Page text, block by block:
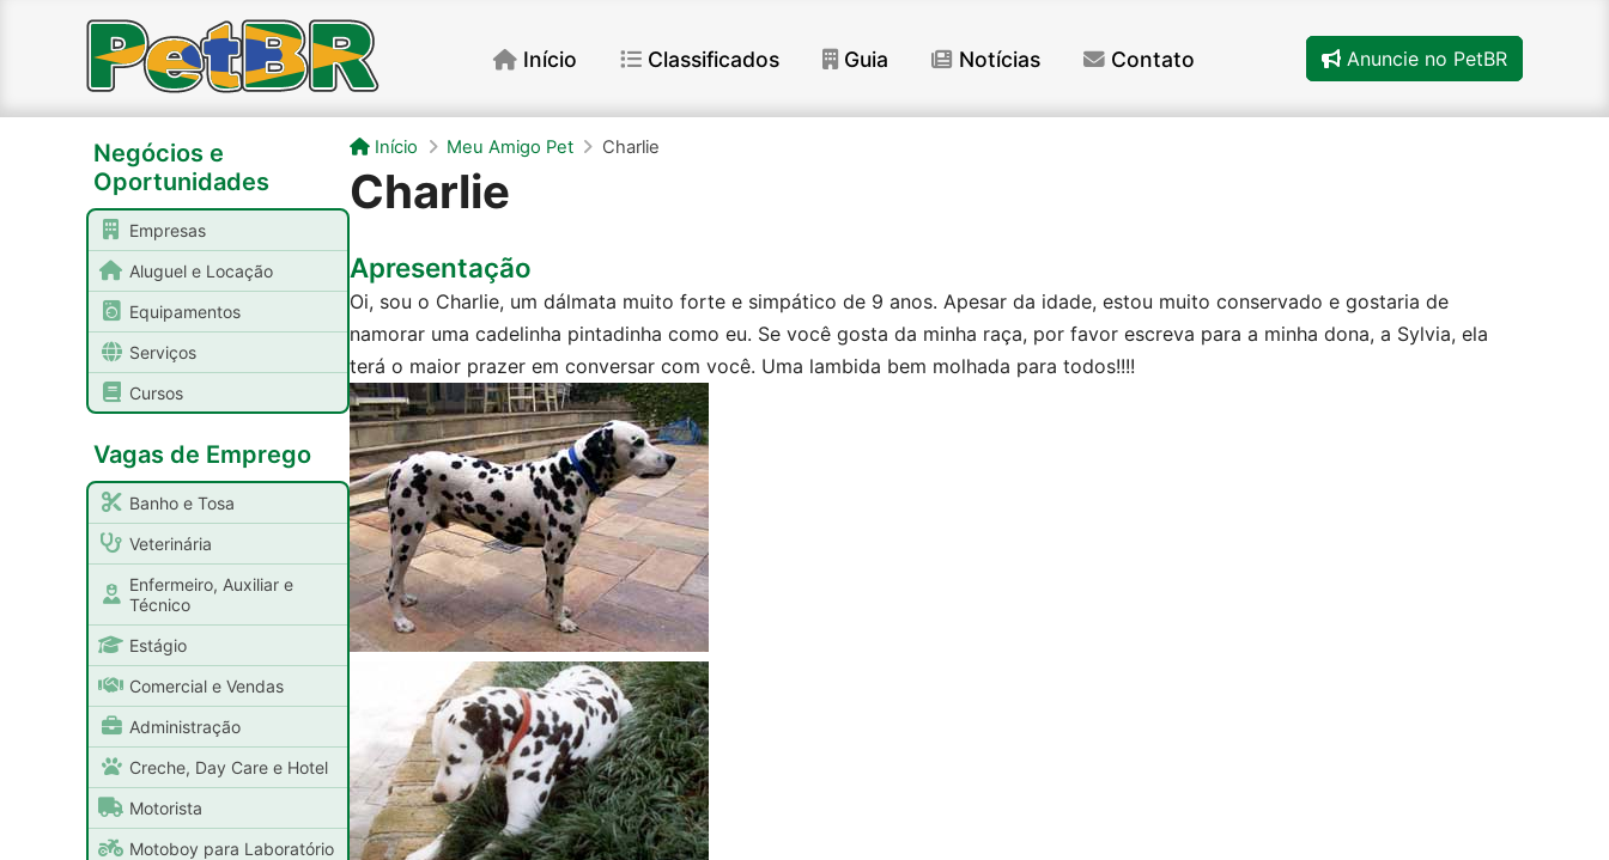
Início Classificados Guia Notícias Contato Anuncie no PetBR
Negócios e
Oportunidades
Empresas
Aluguel e Locação
Equipamentos
Serviços
Cursos
Vagas de Emprego
Banho e Tosa
Veterinária
Enfermeiro, Auxiliar e
Técnico
Estágio
Comercial e Vendas
Administração
Creche, Day Care e Hotel
Motorista
Motoboy para Laboratório
Início Meu Amigo Pet Charlie
Charlie
Apresentação
Oi, sou o Charlie, um dálmata muito forte e simpático de 9 anos. Apesar da idade, estou muito conservado e gostaria de
namorar uma cadelinha pintadinha como eu. Se você gosta da minha raça, por favor escreva para a minha dona, a Sylvia, ela
terá o maior prazer em conversar com você. Uma lambida bem molhada para todos!!!!